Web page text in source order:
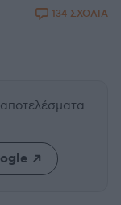
134 ΣΧΟΛΙΑ